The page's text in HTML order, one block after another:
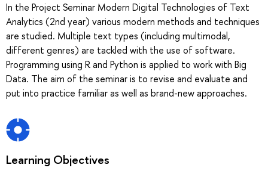
In the Project Seminar Modern Digital Technologies of Text
Analytics (2nd year) various modern methods and techniques
are studied. Multiple text types (including multimodal,
different genres) are tackled with the use of software.
Programming using R and Python is applied to work with Big
Data. The aim of the seminar is to revise and evaluate and
put into practice familiar as well as brand-new approaches.
Learning Objectives